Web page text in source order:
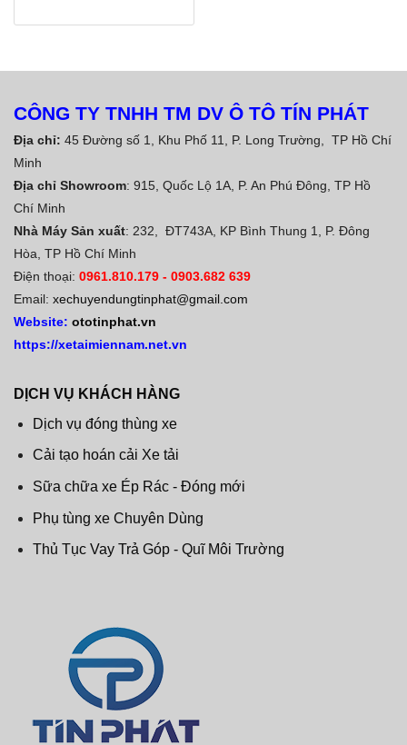
CÔNG TY TNHH TM DV Ô TÔ TÍN PHÁT
Địa chỉ: 45 Đường số 1, Khu Phố 11, P. Long Trường, TP Hồ Chí
Minh
Địa chỉ Showroom: 915, Quốc Lộ 1A, P. An Phú Đông, TP Hồ
Chí Minh
Nhà Máy Sản xuất: 232, ĐT743A, KP Bình Thung 1, P. Đông
Hòa, TP Hồ Chí Minh
Điện thoại: 0961.810.179 - 0903.682 639
Email: xechuyendungtinphat@gmail.com
Website: ototinphat.vn
https://xetaimiennam.net.vn
DỊCH VỤ KHÁCH HÀNG
Dịch vụ đóng thùng xe
Cải tạo hoán cải Xe tải
Sữa chữa xe Ép Rác - Đóng mới
Phụ tùng xe Chuyên Dùng
Thủ Tục Vay Trả Góp - Quĩ Môi Trường